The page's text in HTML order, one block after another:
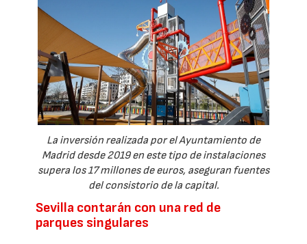
La inversión realizada por el Ayuntamiento de
Madrid desde 2019 en este tipo de instalaciones
supera los 17 millones de euros, aseguran fuentes
del consistorio de la capital.
Sevilla contarán con una red de
parques singulares